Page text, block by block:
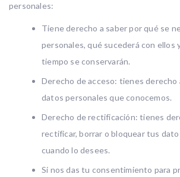
personales:
Tiene derecho a saber por qué se
personales, qué sucederá con ellos
tiempo se conservarán.
Derecho de acceso: tienes derecho
datos personales que conocemos.
Derecho de rectificación: tienes
rectificar, borrar o bloquear tus
cuando lo desees.
Si nos das tu consentimiento para